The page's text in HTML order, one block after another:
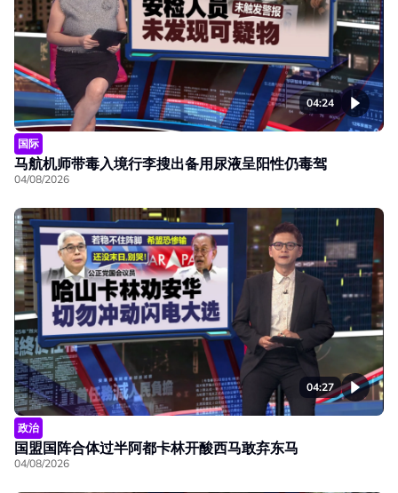
04:24
国际
马航机师带毒入境行李搜出备用尿液呈阳性仍毒驾
04/08/2026
04:27
政治
国盟国阵合体过半阿都卡林开酸西马敢弃东马
04/08/2026